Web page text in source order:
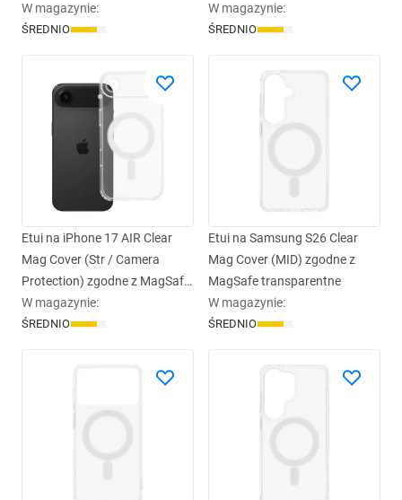
Protection) zgodne z MagSafe
transparentne glitter
W magazynie:
ŚREDNIO
Protection) zgodne z MagSafe
transparent
W magazynie:
ŚREDNIO
Etui na iPhone 17 AIR Clear
Mag Cover (Str / Camera
Protection) zgodne z MagSafe
transparent
W magazynie:
ŚREDNIO
Etui na Samsung S26 Clear
Mag Cover (MID) zgodne z
MagSafe transparentne
W magazynie:
ŚREDNIO